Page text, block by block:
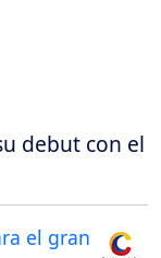
debut con el